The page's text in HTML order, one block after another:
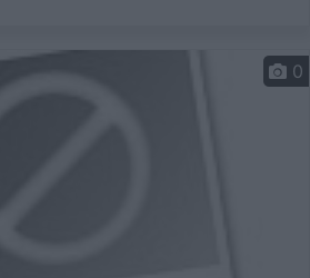
0